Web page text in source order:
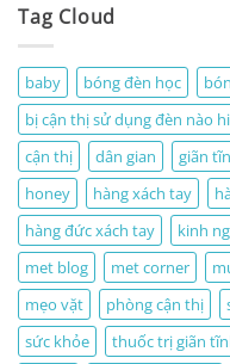
Tag Cloud
baby bóng đèn học
bị cận thị sử dụng đèn nào
cận thị
dân gian giãn
honey
hàng xách tay
hàng đức xách tay
kinh
met blog
met corner
mẹo vặt
phòng cận thị
sức khỏe
thuốc trị giãn